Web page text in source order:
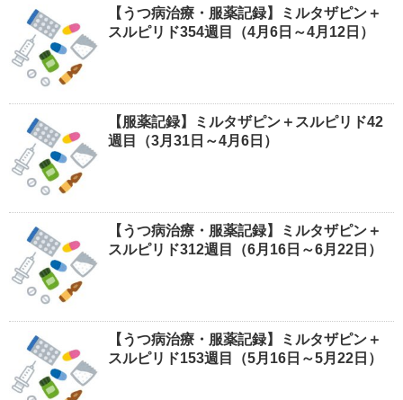
【うつ病治療・服薬記録】ミルタザピン＋
スルピリド354週目（4月6日～4月12日）
【服薬記録】ミルタザピン＋スルピリド42
週目（3月31日～4月6日）
【うつ病治療・服薬記録】ミルタザピン＋
スルピリド312週目（6月16日～6月22日）
【うつ病治療・服薬記録】ミルタザピン＋
スルピリド153週目（5月16日～5月22日）